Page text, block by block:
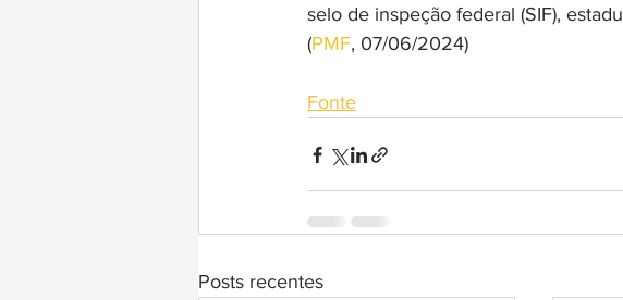
selo de inspeção federal (SIF),
(PMF, 07/06/2024)
Fonte
Posts recentes